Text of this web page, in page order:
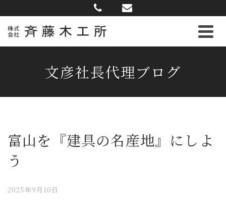
文彦社長代理ブログ
富山を『建具の名産地』にしよ
う
2025年9月10日